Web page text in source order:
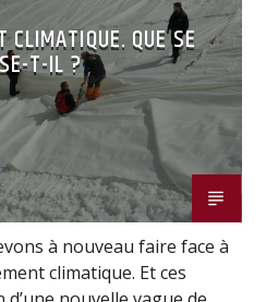
CLIMATIQUE. QUE SE
T-IL ?
à nouveau faire face à
climatique. Et ces